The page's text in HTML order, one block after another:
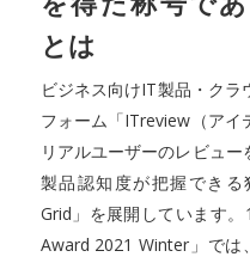
とは
ビジネス向けIT製品・クラ
フォーム「ITreview（アイ
リアルユーザーのレビュ
製品認知度が把握でき
Grid」を展開しています
Award 2021 Winter」で